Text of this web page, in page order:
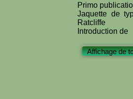
Primo
Jaquette de
Ratcliffe
Introduction de
Affichage de